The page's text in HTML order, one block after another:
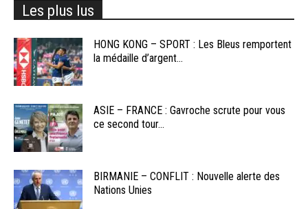
Les plus lus
HONG KONG – SPORT : Les Bleus remportent
la médaille d’argent...
ASIE – FRANCE : Gavroche scrute pour vous
ce second tour...
BIRMANIE – CONFLIT : Nouvelle alerte des
Nations Unies